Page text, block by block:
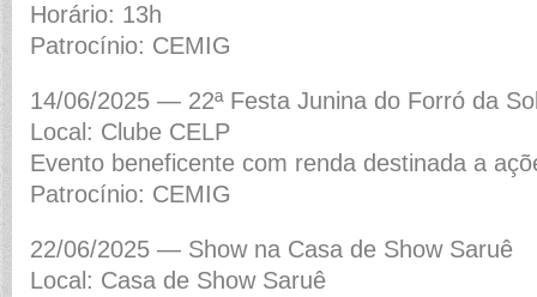
Horário: 13h
Patrocínio: CEMIG
14/06/2025 — 22ª Festa Junina do Forró da
Local: Clube CELP
Evento beneficente com renda destinada a
Patrocínio: CEMIG
22/06/2025 — Show na Casa de Show Saruê
Local: Casa de Show Saruê